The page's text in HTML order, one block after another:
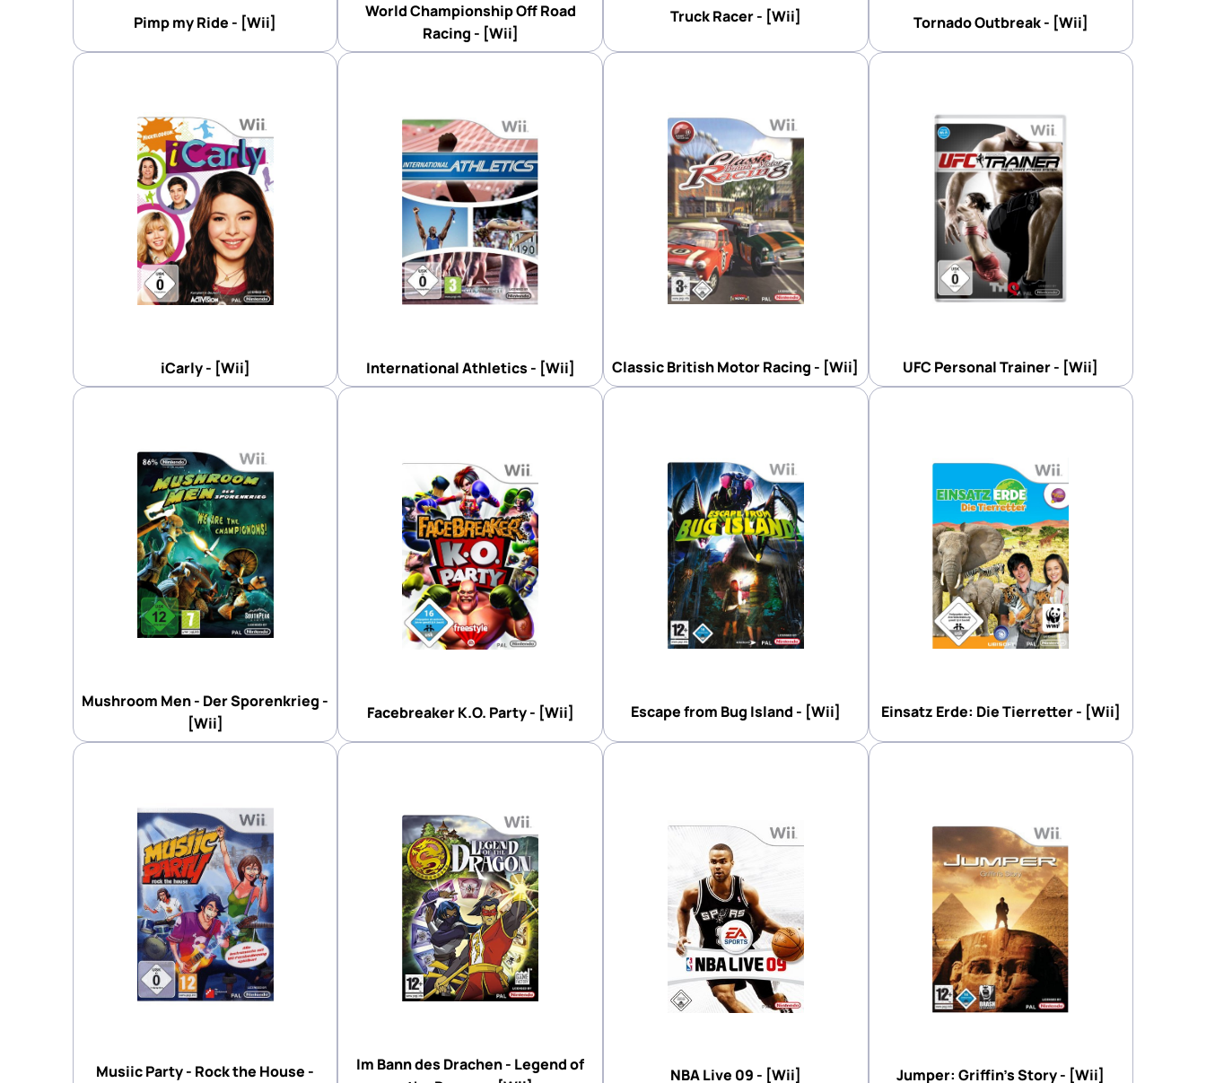
Pimp my Ride - [Wii]
World Championship Off Road
Racing - [Wii]
Truck Racer - [Wii] Tornado Outbreak - [Wii]
iCarly - [Wii] International Athletics - [Wii] Classic British Motor Racing - [Wii] UFC Personal Trainer - [Wii]
Mushroom Men - Der Sporenkrieg -
[Wii]
Facebreaker K.O. Party - [Wii] Escape from Bug Island - [Wii] Einsatz Erde: Die Tierretter - [Wii]
Musiic Party - Rock the House -
Im Bann des Drachen - Legend of
NBA Live 09 - [Wii] Jumper: Griffin's Story - [Wii]